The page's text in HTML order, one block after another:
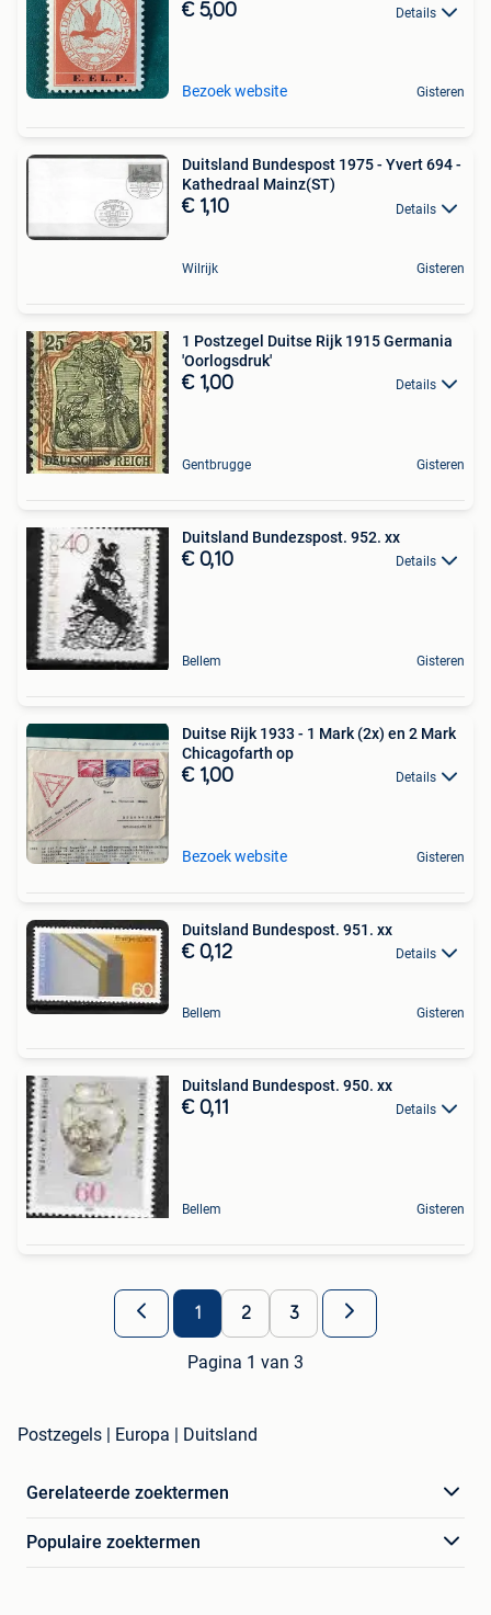
€ 5,00 Details
Bezoek website Gisteren
Duitsland Bundespost 1975 - Yvert 694 -
Kathedraal Mainz(ST)
€ 1,10 Details
Wilrijk Gisteren
1 Postzegel Duitse Rijk 1915 Germania
'Oorlogsdruk'
€ 1,00 Details
Gentbrugge Gisteren
Duitsland Bundezspost. 952. xx
€ 0,10 Details
Bellem Gisteren
Duitse Rijk 1933 - 1 Mark (2x) en 2 Mark
Chicagofarth op
€ 1,00 Details
Bezoek website Gisteren
Duitsland Bundespost. 951. xx
€ 0,12 Details
Bellem Gisteren
Duitsland Bundespost. 950. xx
€ 0,11 Details
Bellem Gisteren
1 2 3
Pagina 1 van 3
Postzegels | Europa | Duitsland
Gerelateerde zoektermen
Populaire zoektermen